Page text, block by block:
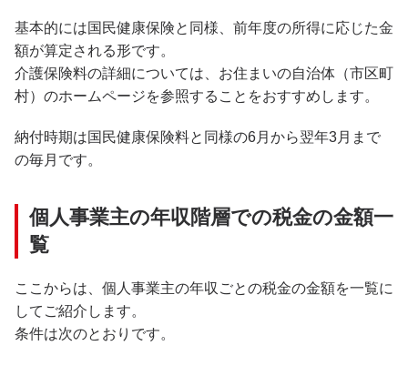
基本的には国民健康保険と同様、前年度の所得に応じた金
額が算定される形です。
介護保険料の詳細については、お住まいの自治体（市区町
村）のホームページを参照することをおすすめします。
納付時期は国民健康保険料と同様の6月から翌年3月まで
の毎月です。
個人事業主の年収階層での税金の金額一
覧
ここからは、個人事業主の年収ごとの税金の金額を一覧に
してご紹介します。
条件は次のとおりです。